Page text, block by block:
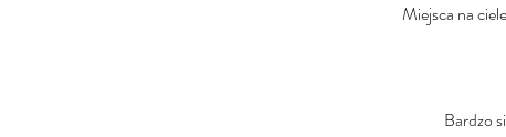
Miejsca na
Bardzo